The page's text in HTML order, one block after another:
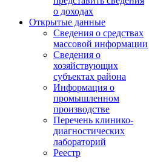
о доходах
Открытые данные
Сведения о средствах
массовой информации
Сведения о
хозяйствующих
субъектах района
Информация о
промышленном
производстве
Перечень клинико-
диагностических
лабораторий
Реестр